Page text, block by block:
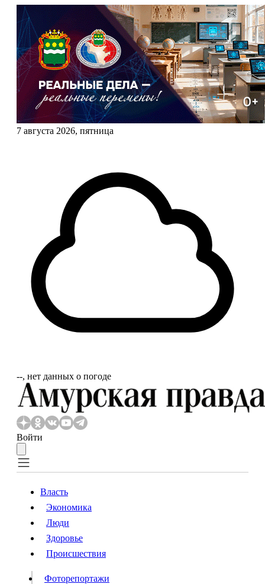
7 августа 2026, пятница
‐‐, нет данных о погоде
Войти
Власть
Происшествия
Видео
Власть
Экономика
Люди
Здоровье
Происшествия
Фоторепортажи